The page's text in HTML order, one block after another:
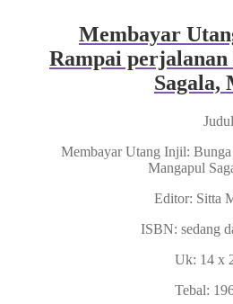
Membayar
Rampai
Sagala,
Judul
Membayar Utang Injil:
Mangapul
Editor: Sitta
ISBN: sedang
Uk: 14 x
Tebal: